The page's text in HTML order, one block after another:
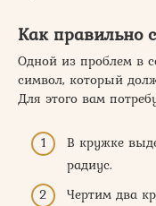
Как правильно
Одной из проблем в
символ, который
Для этого вам
В кружке
радиус.
Чертим два